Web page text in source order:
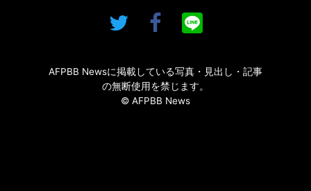
AFPBB Newsに掲載している写真・見出し・記事
の無断使用を禁じます。
© AFPBB News